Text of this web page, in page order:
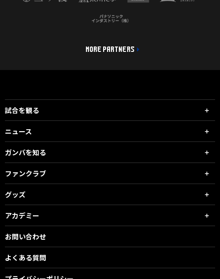
MORE PARTNERS
試合を観る
ニュース
ガンバを知る
ファンクラブ
グッズ
アカデミー
お問い合わせ
よくある質問